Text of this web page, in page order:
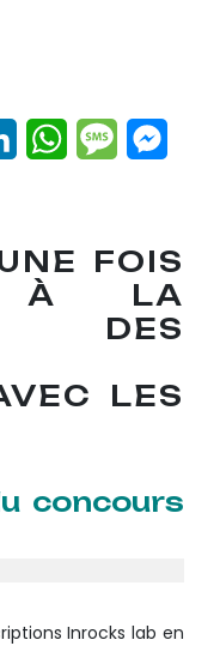
LinkedInWhatsApp
FOIS
À LA
DES
LES
concours
Inrocks lab en